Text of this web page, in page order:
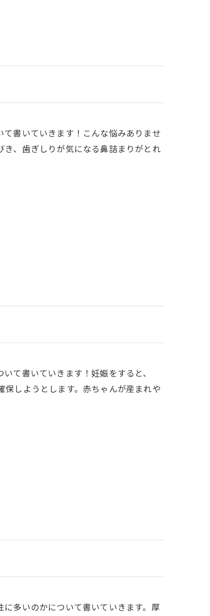
書いていきます！こんな悩みありませ
、歯ぎしりが気になる鼻詰まりがとれ
て書いていきます！妊娠をすると、
保しようとします。赤ちゃんが産まれや
多いのかについて書いていきます。厚